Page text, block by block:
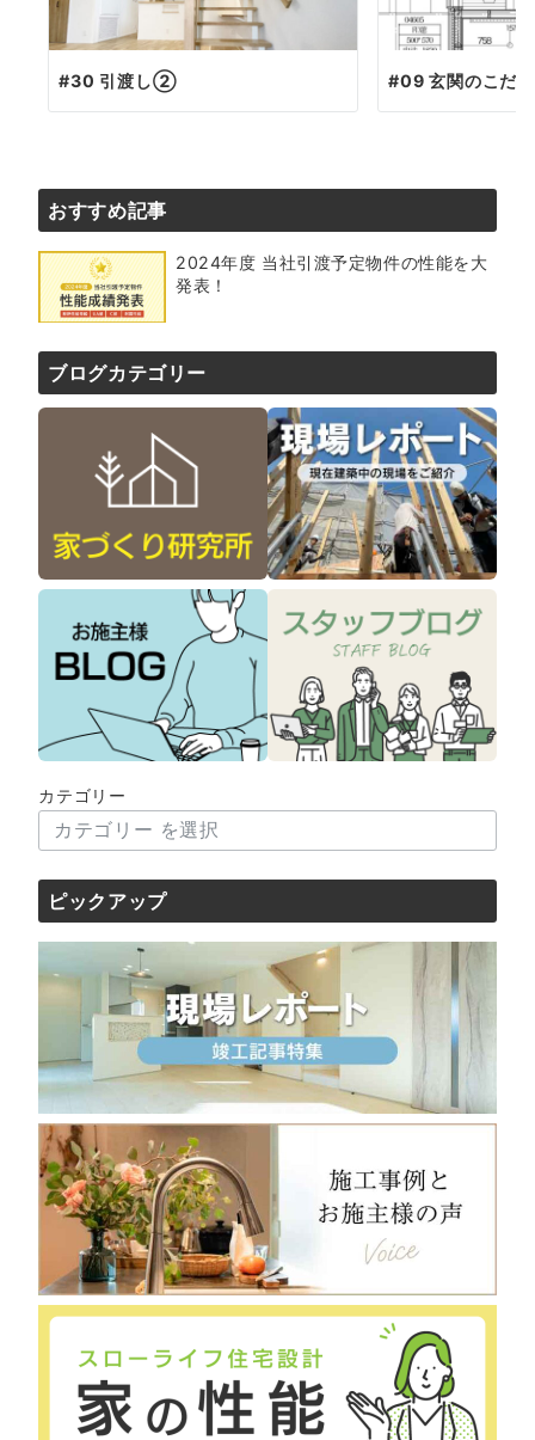
#30 引渡し② #09 玄関のこだ
おすすめ記事
2024年度 当社引渡予定物件の性能を大
発表！
ブログカテゴリー
カテゴリー
ピックアップ